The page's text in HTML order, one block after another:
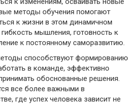
методы обучения помогают
к жизни в этом динамичном
мышления, готовность к
к постоянному саморазвитию.
способствуют формированию
в команде, эффективно
обоснованные решения.
все более важными в
где успех человека зависит не